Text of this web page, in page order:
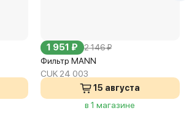
1 951 ₽ 2 146 ₽
Фильтр MANN
CUK 24 003
15 августа
в 1 магазине